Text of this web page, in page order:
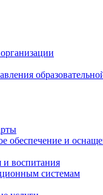
обеспечение и
и воспитания
системам